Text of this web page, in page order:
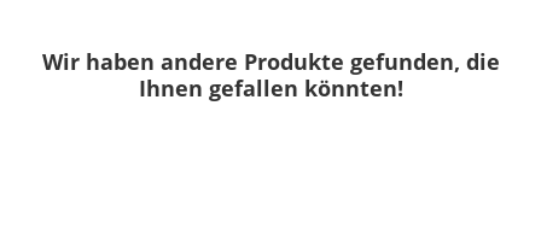
Wir haben andere Produkte gefunden, die
Ihnen gefallen könnten!